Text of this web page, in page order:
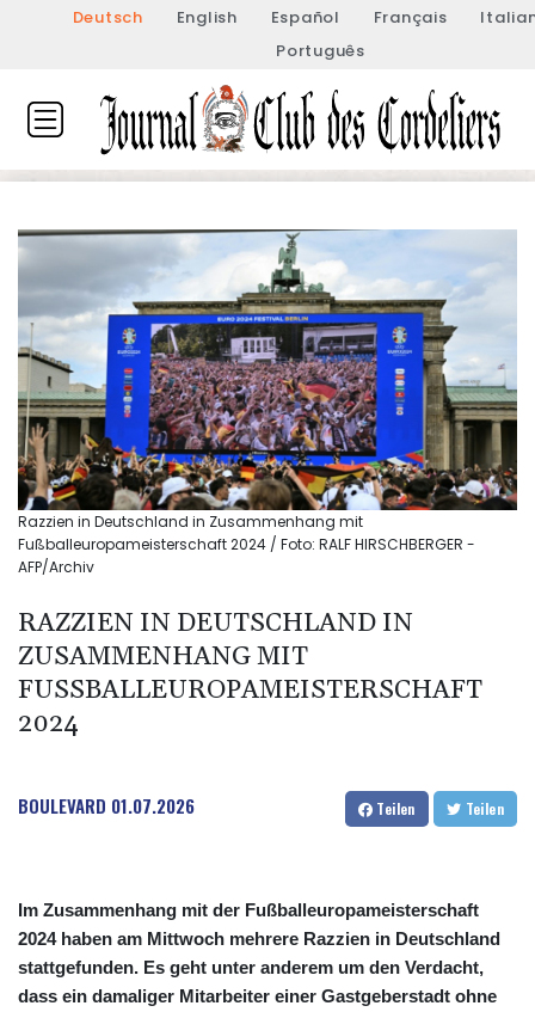
Deutsch English Español Français
Português
Razzien in Deutschland in Zusammenhang mit
Fußballeuropameisterschaft 2024 / Foto: RALF HIRSCHBERGER -
AFP/Archiv
RAZZIEN IN DEUTSCHLAND IN
ZUSAMMENHANG MIT
FUSSBALLEUROPAMEISTERSCHAFT 2
024
BOULEVARD 01.07.2026 Teilen Teilen
Im Zusammenhang mit der Fußballeuropameisterschaft
2024 haben am Mittwoch mehrere Razzien in Deutschland
stattgefunden. Es geht unter anderem um den Verdacht,
dass ein damaliger Mitarbeiter einer Gastgeberstadt ohne